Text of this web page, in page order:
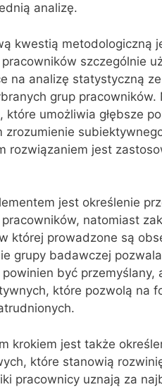
analizę.
kwestią metodologiczną
szczególnie
na analizę statystyczną
grup
które umożliwia głębsze
zrozumienie
rozwiązaniem jest
jest określenie
natomiast
której prowadzone są
grupy badawczej
być przemyślany,
które pozwolą na
krokiem jest także
które stanowią
pracownicy uznają za